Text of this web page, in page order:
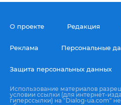
О проекте Редакция
Реклама Персональные
Защита персональных данных
Использование материалов
условии ссылки (для интернет-
гиперссылки) на "Dialog-ua.com"